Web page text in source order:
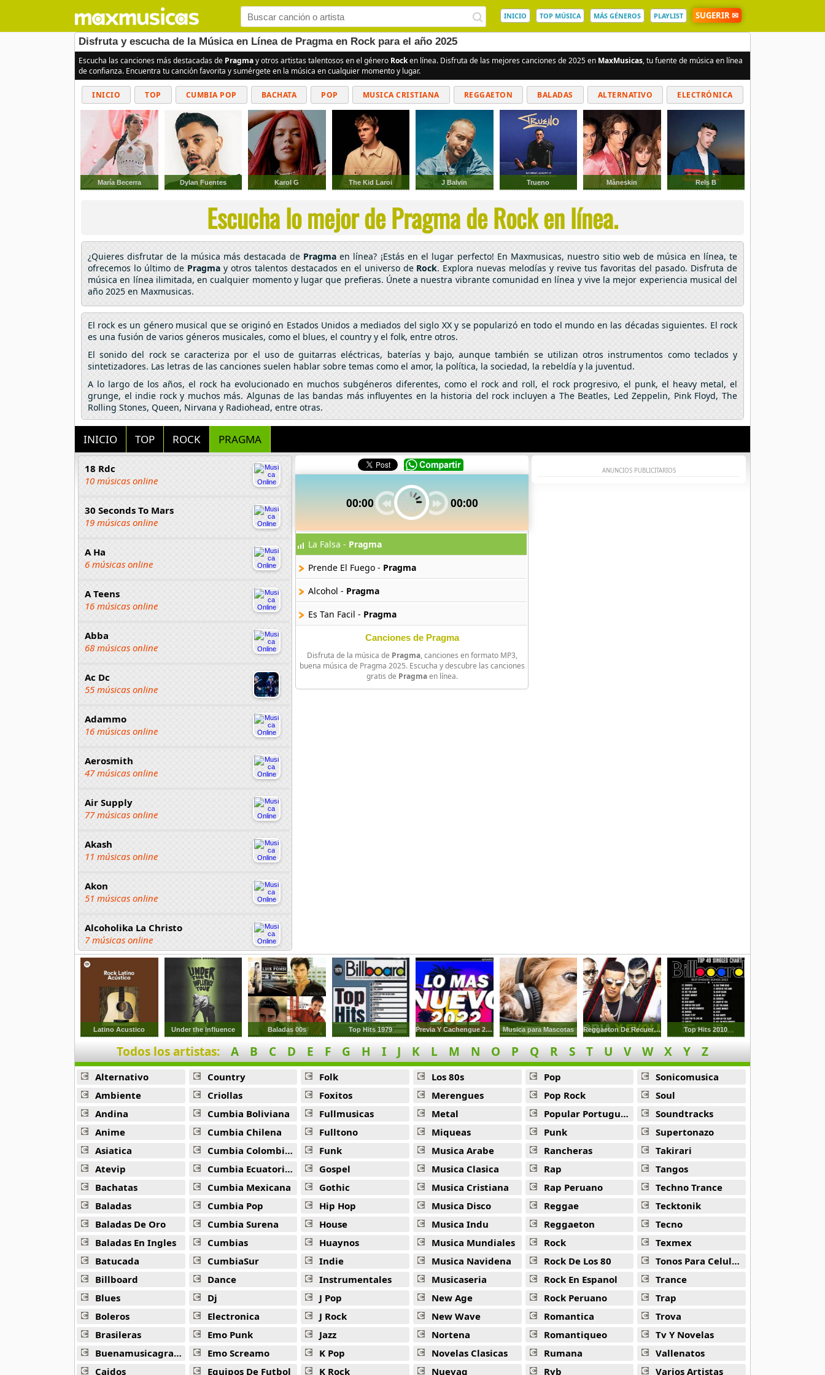
INICIO TOP MÚSICA MÁS GÉNEROS PLAYLIST SUGERIR ✉
Disfruta y escucha de la Música en Línea de Pragma en Rock para el año 2025
Escucha las canciones más destacadas de Pragmay otros artistas talentosos en el género Rocken línea. Disfruta de las mejores canciones de 2025 en MaxMusicas, tu fuente de música en línea
de confianza. Encuentra tu canción favorita y sumérgete en la música en cualquier momento y lugar.
INICIO TOP CUMBIA POP BACHATA POP MUSICA CRISTIANA REGGAETON BALADAS ALTERNATIVO ELECTRÓNICA
María Becerra Dylan Fuentes Karol G The Kid Laroi J Balvin Trueno Måneskin Rels B
Escucha lo mejor de Pragma de Rock en línea.
¿Quieres disfrutar de la música más destacada de Pragmaen línea? ¡Estás en el lugar perfecto! En Maxmusicas, nuestro sitio web de música en línea, te
ofrecemos lo último de Pragmay otros talentos destacados en el universo de Rock. Explora nuevas melodías y revive tus favoritas del pasado. Disfruta de
música en línea ilimitada, en cualquier momento y lugar que prefieras. Únete a nuestra vibrante comunidad en línea y vive la mejor experiencia musical del
año 2025 en Maxmusicas.
El rock es un género musical que se originó en Estados Unidos a mediados del siglo XX y se popularizó en todo el mundo en las décadas siguientes. El rock
es una fusión de varios géneros musicales, como el blues, el country y el folk, entre otros.
El sonido del rock se caracteriza por el uso de guitarras eléctricas, baterías y bajo, aunque también se utilizan otros instrumentos como teclados y
sintetizadores. Las letras de las canciones suelen hablar sobre temas como el amor, la política, la sociedad, la rebeldía y la juventud.
A lo largo de los años, el rock ha evolucionado en muchos subgéneros diferentes, como el rock and roll, el rock progresivo, el punk, el heavy metal, el
grunge, el indie rock y muchos más. Algunas de las bandas más influyentes en la historia del rock incluyen a The Beatles, Led Zeppelin, Pink Floyd, The
Rolling Stones, Queen, Nirvana y Radiohead, entre otras.
INICIO TOP ROCK PRAGMA
18 Rdc
10 músicas online
30 Seconds To Mars
19 músicas online
A Ha
6 músicas online
A Teens
16 músicas online
Abba
68 músicas online
Ac Dc
55 músicas online
Adammo
16 músicas online
Aerosmith
47 músicas online
Air Supply
77 músicas online
Akash
11 músicas online
Akon
51 músicas online
Alcoholika La Christo
7 músicas online
Atajo
22 músicas online
Banane Metalik
26 músicas online
Barry Manilow
16 músicas online
Beady Eye
16 músicas online
Bee Gees
29 músicas online
Ben Harper
11 músicas online
Billboard
163 músicas online
Black Guayaba
25 músicas online
Black Sabbath
110 músicas online
10 músicas online
00:00 00:00
La Falsa - Pragma
Prende El Fuego - Pragma
Alcohol - Pragma
Es Tan Facil - Pragma
Canciones de Pragma
Disfruta de la música de Pragma, canciones en formato MP3,
buena música de Pragma 2025. Escucha y descubre las canciones
gratis de Pragmaen línea.
ANUNCIOS PUBLICITARIOS
Latino Acustico Under the Influence Baladas 00s Top Hits 1979 Previa Y Cachengue 2022 Musica para Mascotas Reggaeton De Recuerdos Top Hits 2010
Todos los artistas: A B C D E F G H I J K L M N O P Q R S T U V W X Y Z
Alternativo
Ambiente
Andina
Anime
Asiatica
Atevip
Bachatas
Baladas
Baladas De Oro
Baladas En Ingles
Batucada
Billboard
Blues
Boleros
Brasileras
Buenamusicagratis
Caidos
Country
Criollas
Cumbia Boliviana
Cumbia Chilena
Cumbia Colombiana
Cumbia Ecuatoriana
Cumbia Mexicana
Cumbia Pop
Cumbia Surena
Cumbias
CumbiaSur
Dance
Dj
Electronica
Emo Punk
Emo Screamo
Equipos De Futbol
Folk
Foxitos
Fullmusicas
Fulltono
Funk
Gospel
Gothic
Hip Hop
House
Huaynos
Indie
Instrumentales
J Pop
J Rock
Jazz
K Pop
K Rock
Los 80s
Merengues
Metal
Miqueas
Musica Arabe
Musica Clasica
Musica Cristiana
Musica Disco
Musica Indu
Musica Mundiales
Musica Navidena
Musicaseria
New Age
New Wave
Nortena
Novelas Clasicas
Nuevaq
Pop
Pop Rock
Popular Portuguesa
Punk
Rancheras
Rap
Rap Peruano
Reggae
Reggaeton
Rock
Rock De Los 80
Rock En Espanol
Rock Peruano
Romantica
Romantiqueo
Rumana
Ryb
Sonicomusica
Soul
Soundtracks
Supertonazo
Takirari
Tangos
Techno Trance
Tecktonik
Tecno
Texmex
Tonos Para Celulares
Trance
Trap
Trova
Tv Y Novelas
Vallenatos
Varios Artistas